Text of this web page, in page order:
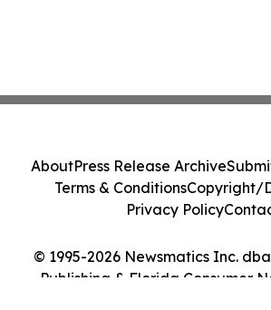
© 1995-2026 Newsmatics Inc.
Publishing & Florida Consumer
AboutPress Release Archive
Terms & ConditionsCopyright/
Privacy Policy